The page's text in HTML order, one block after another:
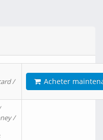
/
Acheter
/